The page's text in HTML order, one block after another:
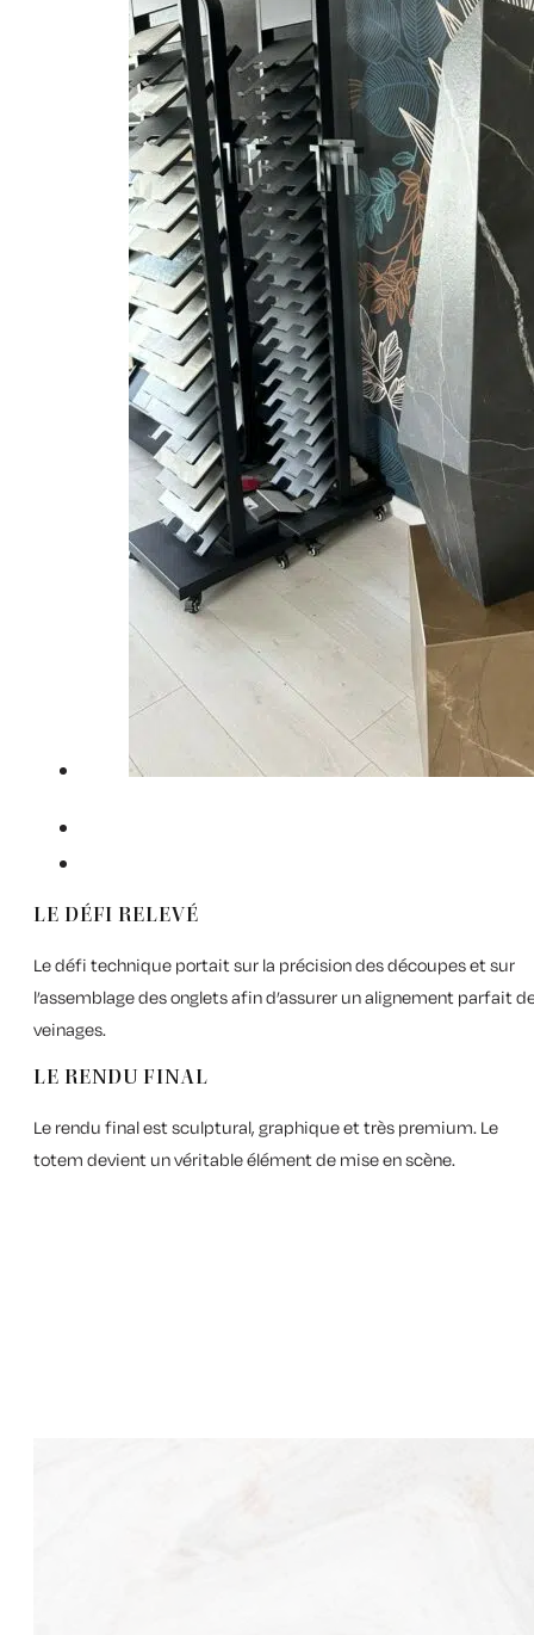
LE DÉFI RELEVÉ
Le défi technique portait sur la précision des découpes et sur
l’assemblage des onglets afin d’assurer un alignement parfait
veinages.
LE RENDU FINAL
Le rendu final est sculptural, graphique et très premium. Le
totem devient un véritable élément de mise en scène.